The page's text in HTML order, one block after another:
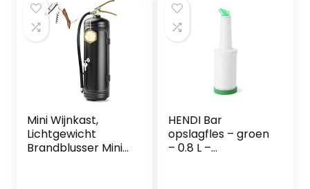
Wijnfles Stopper
voor Restaurants,
Geschenken, Bar,
Vakantiefeest,
Hertengewei
Wijnflesstopper
voor Bars, Huizen,
Mini Wijnkast,
Lichtgewicht
Brandblusser Mini
HENDI Bar
opslagfles – groen
– 0.8 L –